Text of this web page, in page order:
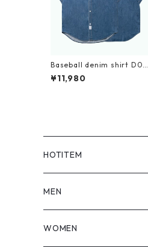
Baseball denim shirt D02
08
¥11,980
HOTITEM
MEN
TOPS
WOMEN